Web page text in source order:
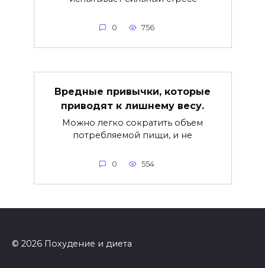
0 756
Вредные привычки, которые
приводят к лишнему весу.
Можно легко сократить объем
потребляемой пищи, и не
0 554
© 2026 Похудение и диета